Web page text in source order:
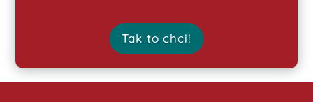
Tak to chci!